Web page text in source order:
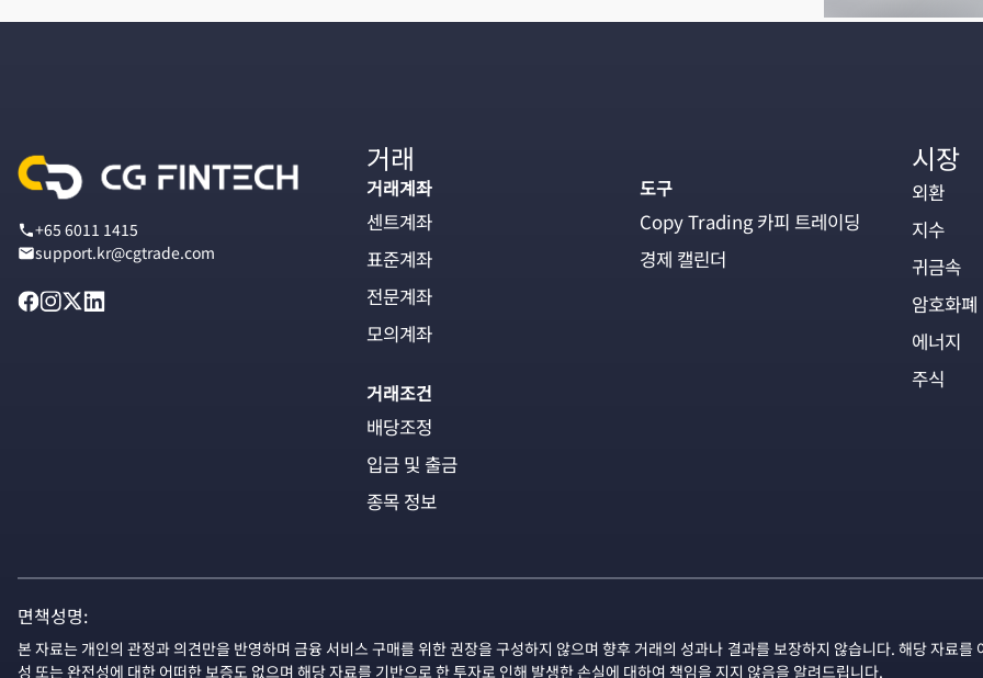
+65 6011 1415
support.kr@cgtrade.com
거래
거래계좌
센트계좌
표준계좌
전문계좌
모의계좌
거래조건
배당조정
입금 및 출금
종목 정보
도구
Copy Trading 카피 트레이딩
경제 캘린더
시장
외환
지수
귀금속
암호화폐
에너지
주식
면책성명:
본 자료는 개인의 관정과 의견만을 반영하며 금융 서비스 구매를 위한 권장을 구성하지 않으며 향후 거래의 성과나 결과를 보장하지 않습니다. 해당 자료
성 또는 완전성에 대한 어떠한 보증도 없으며 해당 자료를 기반으로 한 투자로 인해 발생한 손실에 대하여 책임을 지지 않음을 알려드립니다.